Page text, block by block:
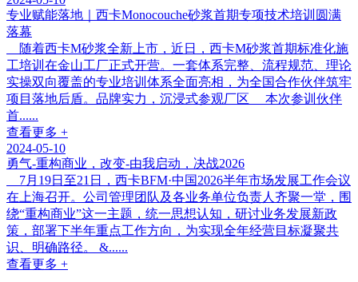
专业赋能落地｜西卡Monocouche砂浆首期专项技术培训圆满
落幕
随着西卡M砂浆全新上市，近日，西卡M砂浆首期标准化施
工培训在金山工厂正式开营。一套体系完整、流程规范、理论
实操双向覆盖的专业培训体系全面亮相，为全国合作伙伴筑牢
项目落地后盾。品牌实力，沉浸式参观厂区 本次参训伙伴
首......
查看更多 +
2024-05-10
勇气-重构商业，改变-由我启动，决战2026
7月19日至21日，西卡BFM·中国2026半年市场发展工作会议
在上海召开。公司管理团队及各业务单位负责人齐聚一堂，围
绕“重构商业”这一主题，统一思想认知，研讨业务发展新政
策，部署下半年重点工作方向，为实现全年经营目标凝聚共
识、明确路径。 &......
查看更多 +